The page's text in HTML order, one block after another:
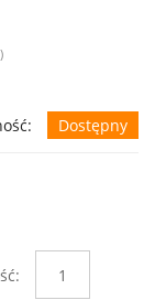
Dostępny